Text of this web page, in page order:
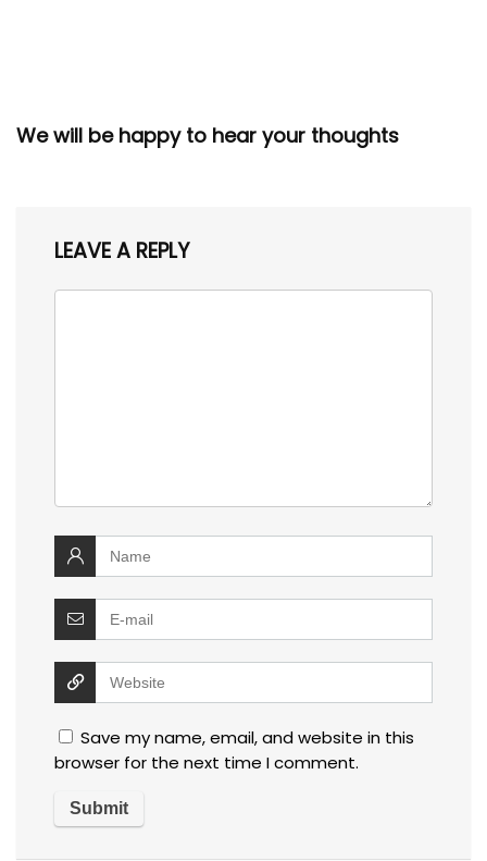
We will be happy to hear your thoughts
LEAVE A REPLY
Save my name, email, and website in this
browser for the next time I comment.